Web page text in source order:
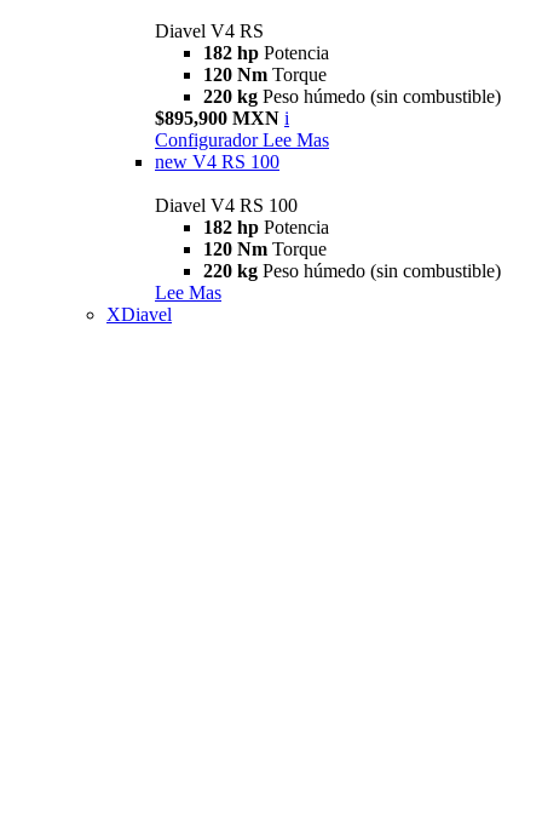
Diavel V4 RS
182 hp Potencia
120 Nm Torque
220 kg Peso húmedo (sin combustible)
$895,900 MXN i
Configurador Lee Mas
new V4 RS 100
Diavel V4 RS 100
182 hp Potencia
120 Nm Torque
220 kg Peso húmedo (sin combustible)
Lee Mas
XDiavel